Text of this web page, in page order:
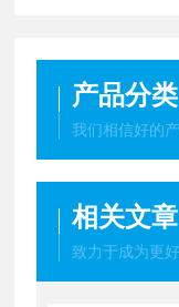
产品分类
我们相信好的
相关文章
致力于成为更